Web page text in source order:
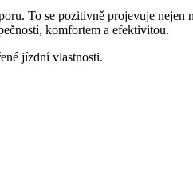
To se pozitivně projevuje nejen
komfortem a efektivitou.
jízdní vlastnosti.